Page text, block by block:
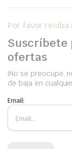
Por favor
Suscríbete
ofertas
iNo se preocupe,
de baja en
Email: